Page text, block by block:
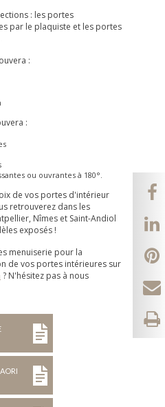
: les portes
par le plaquiste et les portes
:
:
ou ouvrantes à 180°.
de vos portes d'intérieur
retrouverez dans les
Nîmes et Saint-Andiol
exposés !
menuiserie pour la
de vos portes intérieures sur
? N'hésitez pas à nous